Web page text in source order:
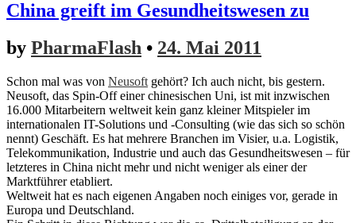
China greift im Gesundheitswesen zu
by PharmaFlash • 24. Mai 2011
Schon mal was von Neusoft gehört? Ich auch nicht, bis gestern.
Neusoft, das Spin-Off einer chinesischen Uni, ist mit inzwischen
16.000 Mitarbeitern weltweit kein ganz kleiner Mitspieler im
internationalen IT-Solutions und -Consulting (wie das sich so schön
nennt) Geschäft. Es hat mehrere Branchen im Visier, u.a. Logistik,
Telekommunikation, Industrie und auch das Gesundheitswesen – für
letzteres in China nicht mehr und nicht weniger als einer der
Marktführer etabliert.
Weltweit hat es nach eigenen Angaben noch einiges vor, gerade in
Europa und Deutschland.